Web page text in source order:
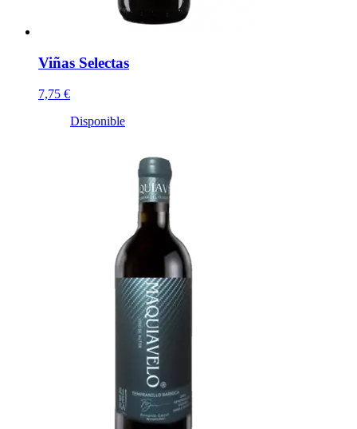
Viñas Selectas
7,75 €
Disponible